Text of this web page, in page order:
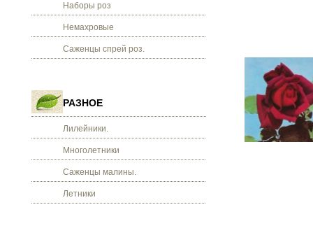
Наборы роз
Немахровые
Саженцы спрей роз.
РАЗНОЕ
Лилейники.
Многолетники
Саженцы малины.
Летники